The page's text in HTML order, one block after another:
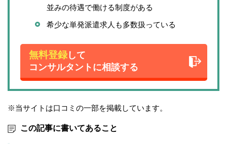
並みの待遇で働ける制度がある
希少な単発派遣求人も多数扱っている
無料登録 して
コンサルタントに相談する
※当サイトは口コミの一部を掲載しています。
この記事に書いてあること